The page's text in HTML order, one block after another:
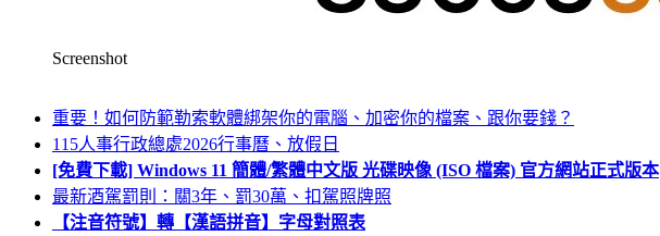
Screenshot
重要！如何防範勒索軟體綁架你的電腦、加密你的檔案、跟你要錢？
115人事行政總處2026行事曆、放假日
[免費下載] Windows 11 簡體/繁體中文版 光碟映像 (ISO 檔案) 官方網站正式版本
最新酒駕罰則：關3年、罰30萬、扣駕照牌照
【注音符號】轉【漢語拼音】字母對照表